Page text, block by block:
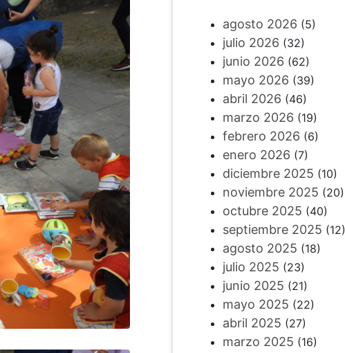
agosto 2026 (5)
julio 2026 (32)
junio 2026 (62)
mayo 2026 (39)
abril 2026 (46)
marzo 2026 (19)
febrero 2026 (6)
enero 2026 (7)
diciembre 2025 (10)
noviembre 2025 (20)
octubre 2025 (40)
septiembre 2025 (12)
agosto 2025 (18)
julio 2025 (23)
junio 2025 (21)
mayo 2025 (22)
abril 2025 (27)
marzo 2025 (16)